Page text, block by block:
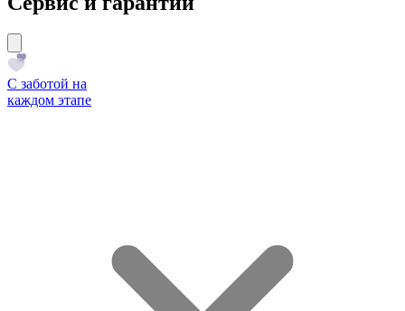
С заботой на
каждом этапе